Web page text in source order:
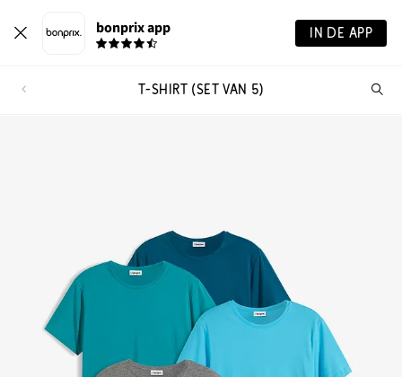
bonprix app IN DE APP
T-SHIRT (SET VAN 5)